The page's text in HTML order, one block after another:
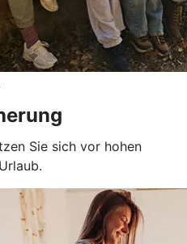
Sie sich vor hohen